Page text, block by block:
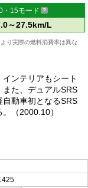
・15モード
～27.5km/L
り実際の燃料消費率は異な
ンテリアもシート
た、デュアルSRS
動車初となるSRS
（2000.10）